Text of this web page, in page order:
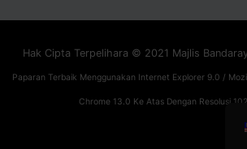
Hak Cipta Terpelihara © 2021 Majlis
Paparan Terbaik Menggunakan Internet Explorer 9.0 /
Chrome 13.0 Ke Atas Dengan Resolusi